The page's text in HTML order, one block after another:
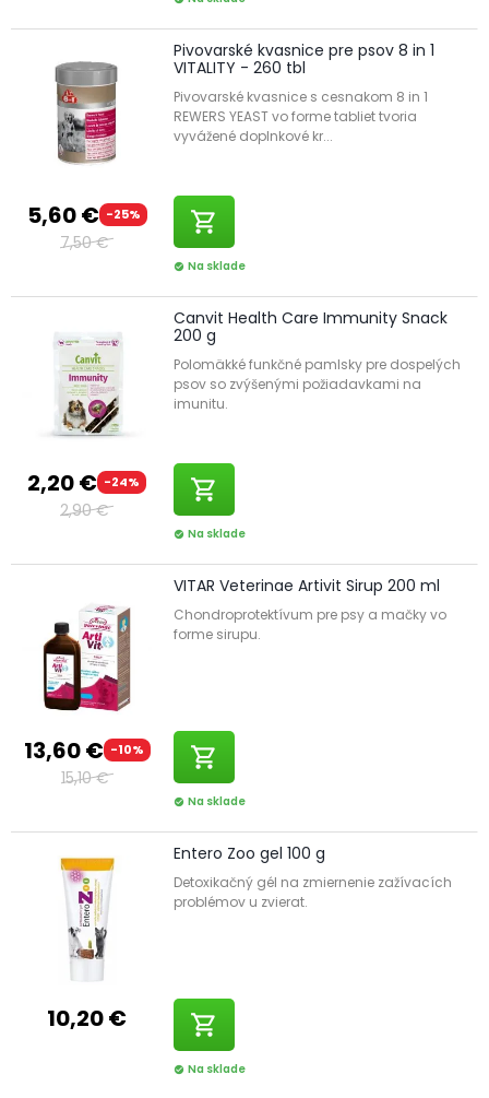
5,60 € -25%
7,50 €
Pivovarské kvasnice pre psov 8 in 1
VITALITY - 260 tbl
Pivovarské kvasnice s cesnakom 8 in 1
REWERS YEAST vo forme tabliet tvoria
vyvážené doplnkové kr...
shopping_cart
check_circle Na sklade
2,20 € -24%
2,90 €
Canvit Health Care Immunity Snack
200 g
Polomäkké funkčné pamlsky pre dospelých
psov so zvýšenými požiadavkami na
imunitu.
shopping_cart
check_circle Na sklade
13,60 € -10%
15,10 €
VITAR Veterinae Artivit Sirup 200 ml
Chondroprotektívum pre psy a mačky vo
forme sirupu.
shopping_cart
check_circle Na sklade
10,20 €
Entero Zoo gel 100 g
Detoxikačný gél na zmiernenie zažívacích
problémov u zvierat.
shopping_cart
check_circle Na sklade